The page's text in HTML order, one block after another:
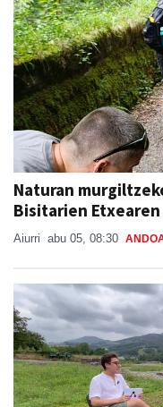
Naturan
Bisitarien
Aiurri abu 05, 08:30